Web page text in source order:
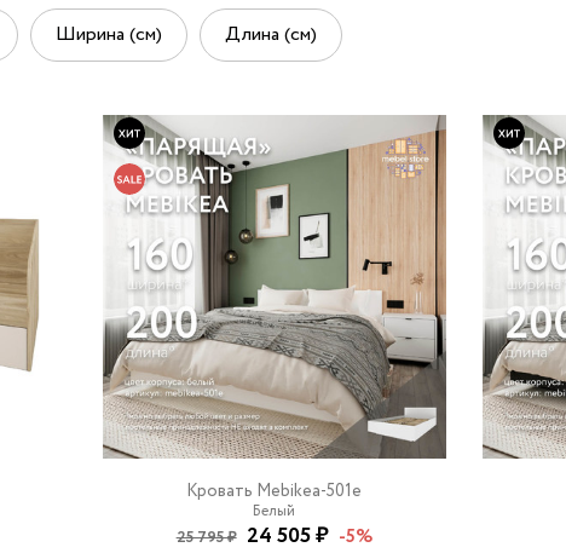
Ширина (см) Длина (см)
Кровать Mebikea-501e
Белый
25 795 ₽ 24 505 ₽ -5%